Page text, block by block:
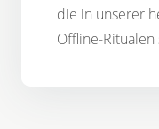
die in unserer
Offline-Ritualen